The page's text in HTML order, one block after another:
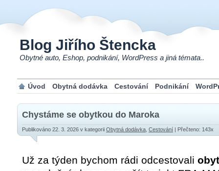
Blog Jiřího Štencka
Obytné auto, Eshop, podnikání, WordPress a jiná témata..
Úvod Obytná dodávka Cestování Podnikání
Chystáme se obytkou do Maroka
Publikováno 22. 3. 2026 v kategorii Obytná dodávka Cestování | Přečteno: 143x
Už za týden bychom rádi odcestovali